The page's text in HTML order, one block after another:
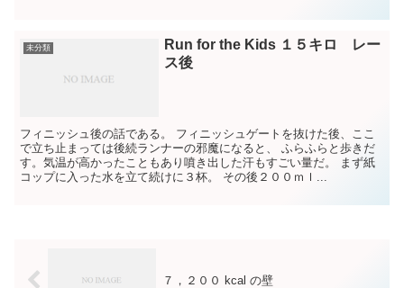
未分類
Run for the Kids １５キロ レー
ス後
フィニッシュ後の話である。 フィニッシュゲートを抜けた後、ここ
で立ち止まっては後続ランナーの邪魔になると、 ふらふらと歩きだ
す。気温が高かったこともあり噴き出した汗もすごい量だ。 まず紙
コップに入った水を立て続けに３杯。 その後２００ｍｌ...
７，２００ kcal の壁